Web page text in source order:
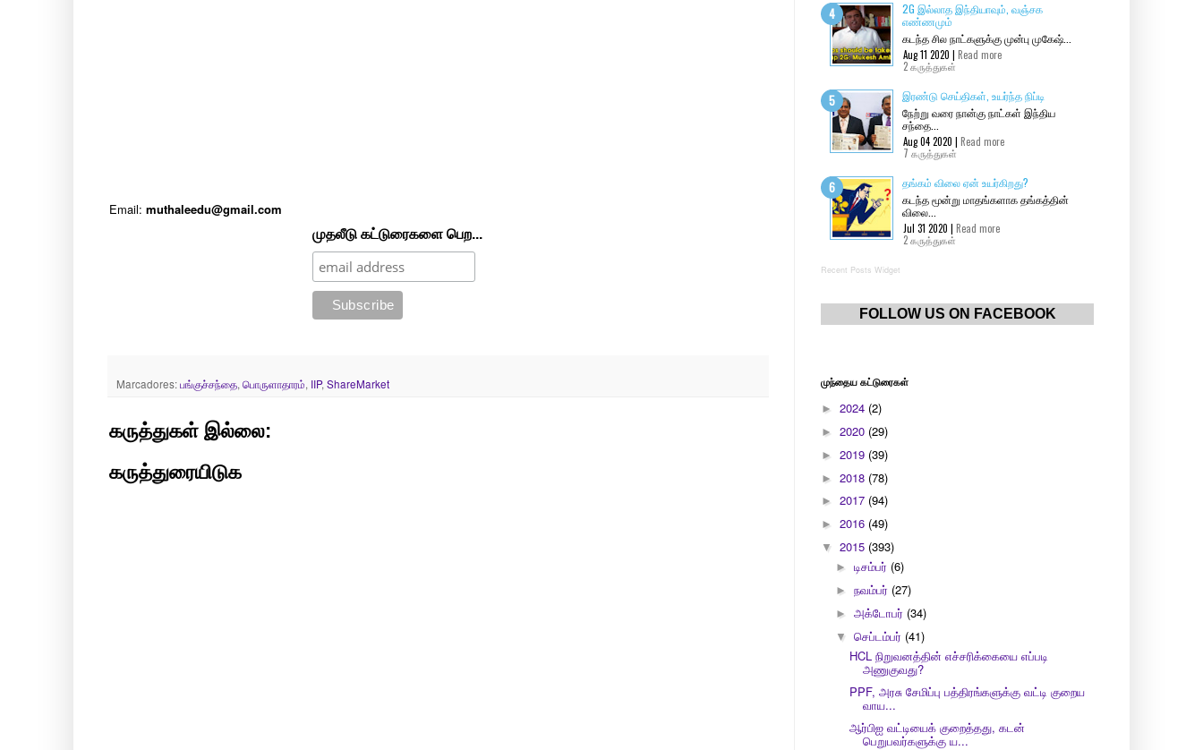
Email: muthaleedu@gmail.com
முதலீடு கட்டுரைகளை பெற...
Marcadores:பங்குச்சந்தை,பொருளாதாரம், IIP,ShareMarket
கருத்துகள் இல்லை:
கருத்துரையிடுக
2G இல்லாத இந்தியாவும், வஞ்சக
எண்ணமும்
கடந்த சில நாட்களுக்கு முன்பு முகேஷ்...
Aug 11 2020 | Read more
2 கருத்துகள்
இரண்டு செய்திகள், உயர்ந்த நிப்டி
நேற்று வரை நான்கு நாட்கள் இந்திய
சந்தை...
Aug 04 2020 | Read more
7 கருத்துகள்
தங்கம் விலை ஏன் உயர்கிறது?
கடந்த மூன்று மாதங்களாக தங்கத்தின்
விலை...
Jul 31 2020 | Read more
2 கருத்துகள்
Recent Posts Widget
FOLLOW US ON FACEBOOK
முந்தைய கட்டுரைகள்
► 2024 (2)
► 2020 (29)
► 2019 (39)
► 2018 (78)
► 2017 (94)
► 2016 (49)
▼ 2015 (393)
► டிசம்பர் (6)
► நவம்பர் (27)
► அக்டோபர் (34)
▼ செப்டம்பர் (41)
HCL நிறுவனத்தின் எச்சரிக்கையை எப்படி
அணுகுவது?
PPF, அரசு சேமிப்பு பத்திரங்களுக்கு வட்டி குறைய
வாய...
ஆர்பிஐ வட்டியைக் குறைத்தது, கடன்
பெறுபவர்களுக்கு ய...